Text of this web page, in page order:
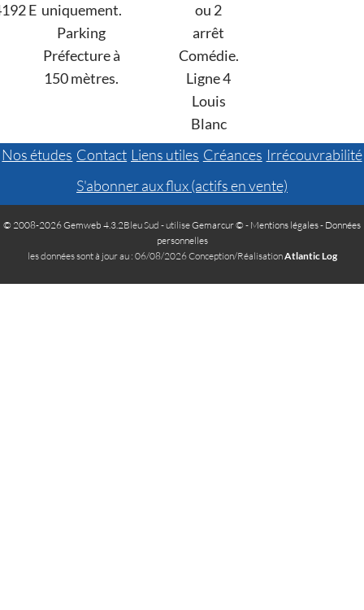
E uniquement.
Parking
Préfecture à
150 mètres.
ou 2
arrêt
Comédie.
Ligne 4
Louis
Blanc
Nos études Contact Liens utiles Créances Irrécouvrabilité
S'abonner aux flux (actifs en vente)
© 2008-2026 Gemweb 4.3.2Bleu Sud - utiliseGemarcur © - Mentions légales- Données
personnelles
les données sont à jour au : 06/08/2026 Conception/RéalisationAtlantic Log